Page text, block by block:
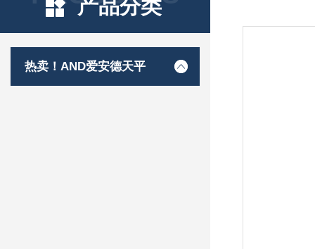
产品分类
热卖！AND爱安德天平